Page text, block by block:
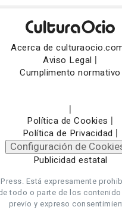
Acerca de
Aviso Legal |
Cumplimento normativo
|
Política de Cookies |
Política de Privacidad |
Configuración de
Publicidad estatal
Está expresamente
todo o parte de los
previo y expreso